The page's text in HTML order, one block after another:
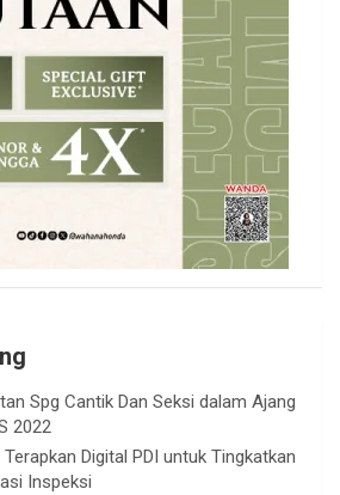
Spg Cantik Dan Seksi dalam Ajang
2022
Digital PDI untuk Tingkatkan
Inspeksi